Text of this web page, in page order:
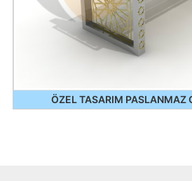
ÖZEL TASARIM PASLANMAZ